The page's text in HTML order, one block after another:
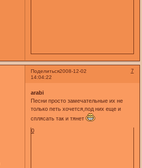
Поделиться 7
2008-12-02
14:04:22
arabi
Песни просто замечательные их не
только петь хочется,под них еще и
сплясать так и тянет
0